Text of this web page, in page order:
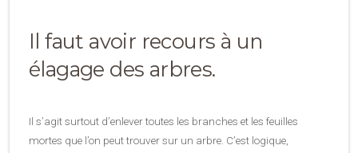
Il faut avoir recours à un
élagage des arbres.
Il s’agit surtout d’enlever toutes les branches et les feuilles
mortes que l’on peut trouver sur un arbre. C’est logique,